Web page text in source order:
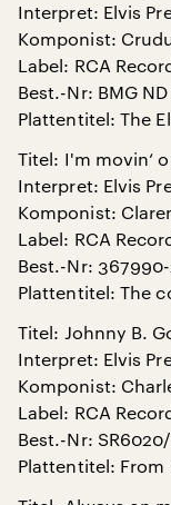
Interpret: Elvis
Komponist:
Label: RCA
Best.-Nr: BMG
Plattentitel: The
Titel: I'm movin‘
Interpret: Elvis
Komponist:
Label: RCA
Best.-Nr:
Plattentitel: The
Titel: Johnny B.
Interpret: Elvis
Komponist:
Label: RCA
Best.-Nr:
Plattentitel: From